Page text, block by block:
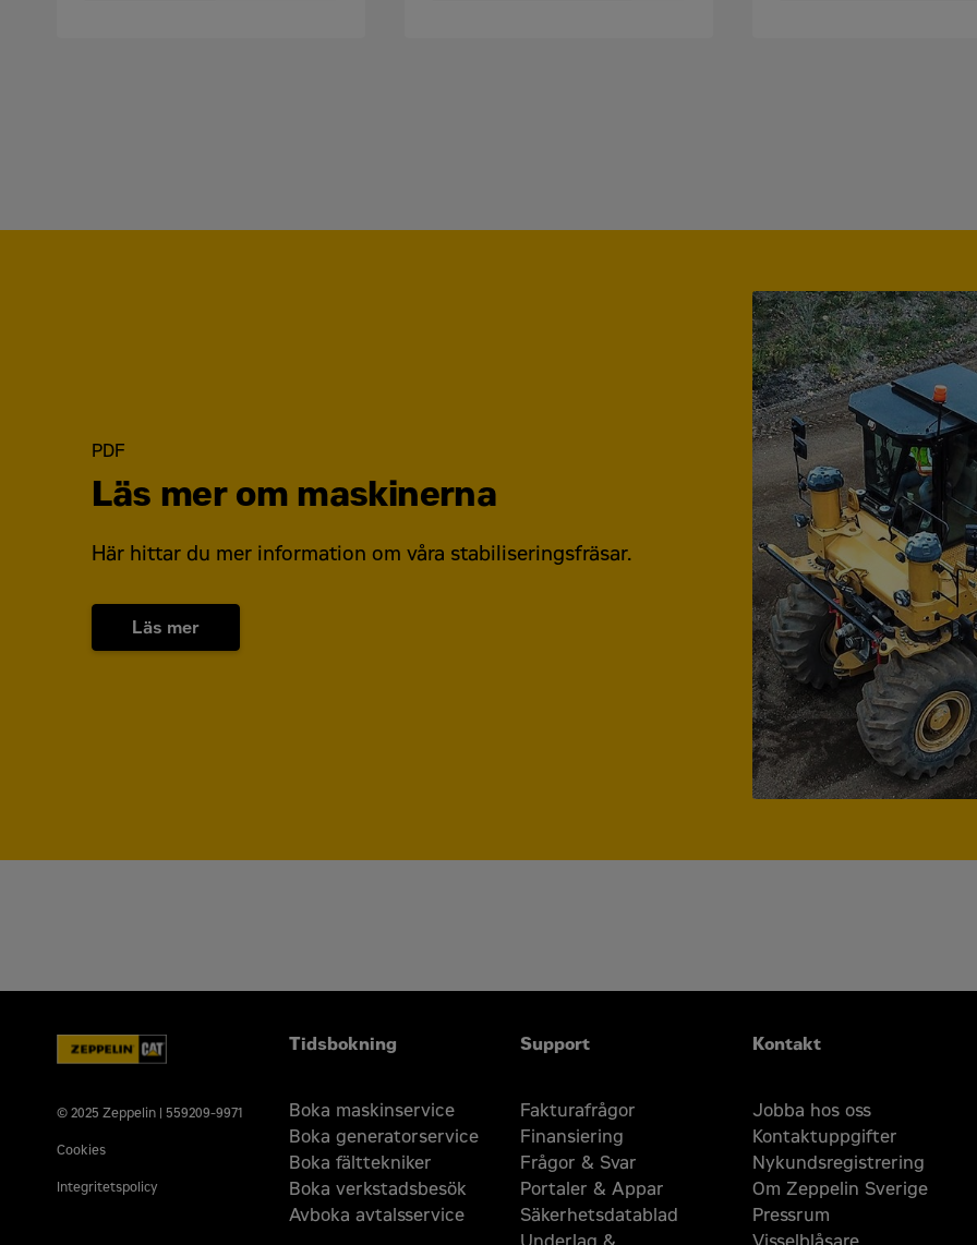
Jag samtycker till att Zeppelin Sverige behandlar mina uppgifter i enlighet med integritetspolicyn som
Captcha*
PDF
Läs mer om maskinerna
Här hittar du mer information om våra stabiliseringsfräsar.
Läs mer
© 2025 Zeppelin | 559209-9971
Cookies
Integritetspolicy
Tidsbokning
Boka maskinservice
Boka generatorservice
Boka fälttekniker
Boka verkstadsbesök
Avboka avtalsservice
Support
Fakturafrågor
Finansiering
Frågor & Svar
Portaler & Appar
Säkerhetsdatablad
Underlag &
Kontakt
Jobba hos oss
Kontaktuppgifter
Nykundsregistrering
Om Zeppelin Sverige
Pressrum
Visselblåsare